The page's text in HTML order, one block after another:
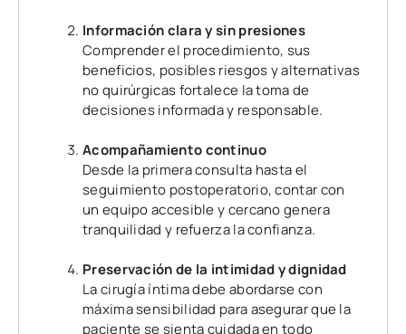
Información clara y sin presiones
Comprender el procedimiento, sus
beneficios, posibles riesgos y alternativas
no quirúrgicas fortalece la toma de
decisiones informada y responsable.
Acompañamiento continuo
Desde la primera consulta hasta el
seguimiento postoperatorio, contar con
un equipo accesible y cercano genera
tranquilidad y refuerza la confianza.
Preservación de la intimidad y dignidad
La cirugía íntima debe abordarse con
máxima sensibilidad para asegurar que la
paciente se sienta cuidada en todo